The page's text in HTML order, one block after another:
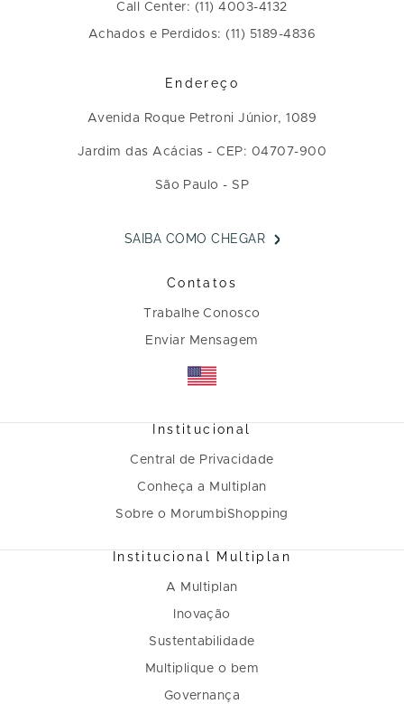
Call Center: (11) 4003-4132
Achados e Perdidos: (11) 5189-4836
Endereço
Avenida Roque Petroni Júnior, 1089
Jardim das Acácias - CEP: 04707-900
São Paulo - SP
SAIBA COMO CHEGAR
Contatos
Trabalhe Conosco
Enviar Mensagem
Institucional
Central de Privacidade
Conheça a Multiplan
Sobre o MorumbiShopping
Institucional Multiplan
A Multiplan
Inovação
Sustentabilidade
Multiplique o bem
Governança